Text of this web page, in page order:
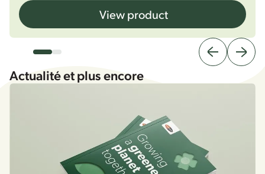
View product
Actualité et plus encore